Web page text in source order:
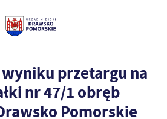
przetargu na
nr 47/1 obręb
Pomorskie